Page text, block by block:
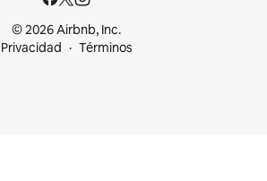
© 2026 Airbnb, Inc.
Privacidad
Términos